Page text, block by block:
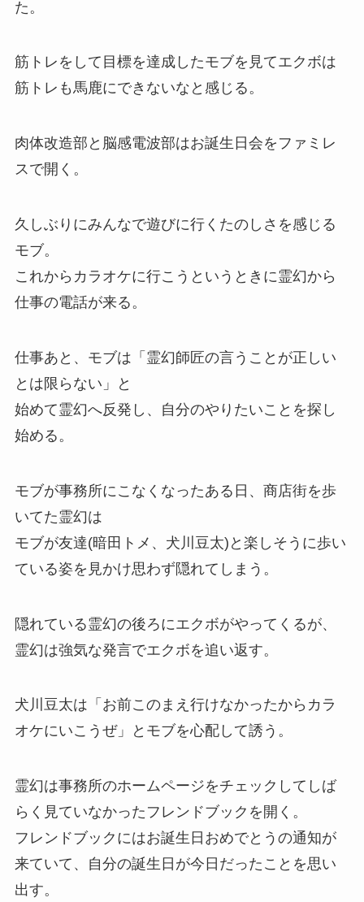
た。
筋トレをして目標を達成したモブを見てエクボは
筋トレも馬鹿にできないなと感じる。
肉体改造部と脳感電波部はお誕生日会をファミレ
スで開く。
久しぶりにみんなで遊びに行くたのしさを感じる
モブ。
これからカラオケに行こうというときに霊幻から
仕事の電話が来る。
仕事あと、モブは「霊幻師匠の言うことが正しい
とは限らない」と
始めて霊幻へ反発し、自分のやりたいことを探し
始める。
モブが事務所にこなくなったある日、商店街を歩
いてた霊幻は
モブが友達(暗田トメ、犬川豆太)と楽しそうに歩い
ている姿を見かけ思わず隠れてしまう。
隠れている霊幻の後ろにエクボがやってくるが、
霊幻は強気な発言でエクボを追い返す。
犬川豆太は「お前このまえ行けなかったからカラ
オケにいこうぜ」とモブを心配して誘う。
霊幻は事務所のホームページをチェックしてしば
らく見ていなかったフレンドブックを開く。
フレンドブックにはお誕生日おめでとうの通知が
来ていて、自分の誕生日が今日だったことを思い
出す。